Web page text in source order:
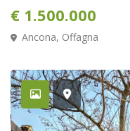
€ 1.500.000
Ancona, Offagna